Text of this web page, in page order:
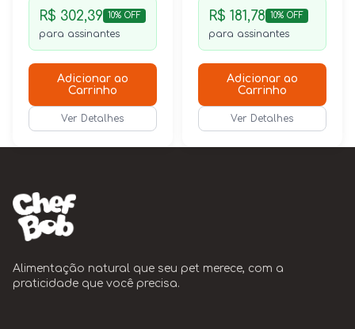
R$ 302,39 10% OFF
para assinantes
Adicionar ao
Carrinho
Ver Detalhes
R$ 181,78 10% OFF
para assinantes
Adicionar ao
Carrinho
Ver Detalhes
Alimentação natural que seu pet merece, com a
praticidade que você precisa.